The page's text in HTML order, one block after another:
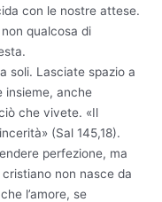
con le nostre attese.
non qualcosa di
soli. Lasciate spazio a
insieme, anche
che vivete. «Il
(Sal 145,18).
perfezione, ma
non nasce da
l’amore, se